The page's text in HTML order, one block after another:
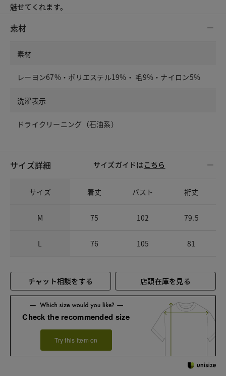
魅せてくれます。
素材
素材
レーヨン67%・ポリエステル19%・ 毛9%・ナイロン5%
洗濯表示
ドライクリーニング（石油系）
サイズ詳細 サイズガイドは こちら
サイズ 着丈 バスト 裄丈
M 75 102 79.5
L 76 105 81
チャット相談をする 店頭在庫を見る
Check the recommended size
Try this item on